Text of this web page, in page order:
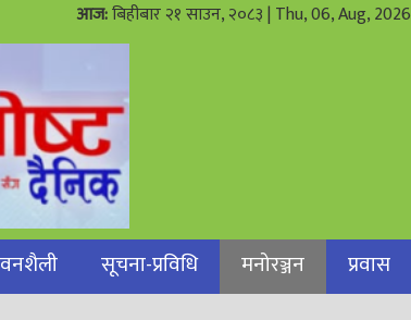
आज:बिहीबार २१ साउन, २०८३| Thu, 06, Aug, 2026
सूचना-प्रविधि मनोरञ्जन प्रवास